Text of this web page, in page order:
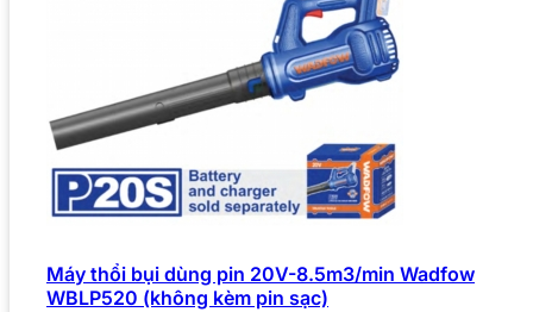
Máy thổi bụi dùng pin 20V-8.5m3/min Wadfow
WBLP520 (không kèm pin sạc)